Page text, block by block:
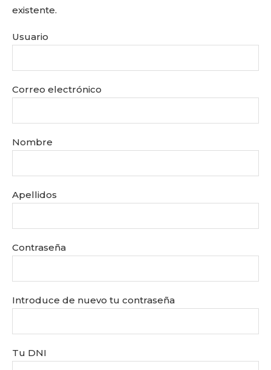
existente.
Usuario
Correo electrónico
Nombre
Apellidos
Contraseña
Introduce de nuevo tu contraseña
Tu DNI